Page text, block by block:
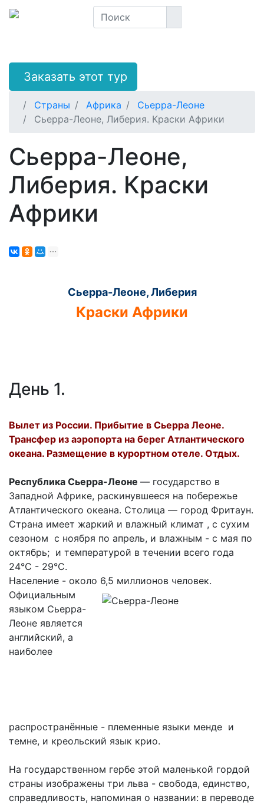
Заказать этот тур
Страны Африка
Сьерра-Леоне
Сьерра-Леоне, Либерия. Краски Африки
Сьерра-Леоне,
Либерия. Краски
Африки
Сьерра-Леоне, Либерия
Краски Африки
День 1.
Вылет из России. Прибытие в Сьерра Леоне.
Трансфер из аэропорта на берег Атлантического
океана. Размещение в курортном отеле. Отдых.
Республика Сьерра-Леоне — государство в
Западной Африке, раскинувшееся на побережье
Атлантического океана. Столица — город Фритаун.
Страна имеет жаркий и влажный климат , с сухим
сезоном с ноября по апрель, и влажным - с мая по
октябрь; и температурой в течении всего года
24°С - 29°С.
Население - около 6,5 миллионов человек.
Официальным
языком Сьерра-
Леоне является
английский, а
наиболее
распространённые - племенные языки менде и
темне, и креольский язык крио.
На государственном гербе этой маленькой гордой
страны изображены три льва - свобода, единство,
справедливость, напоминая о названии: в переводе